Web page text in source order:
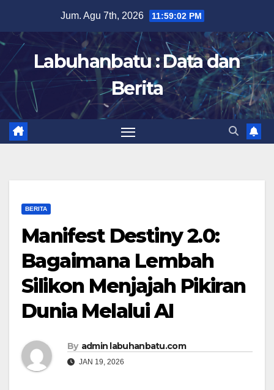
content
Jum. Agu 7th, 2026 11:59:02 PM
Labuhanbatu : Data dan
Berita
BERITA
Manifest Destiny 2.0:
Bagaimana Lembah
Silikon Menjajah Pikiran
Dunia Melalui AI
By admin labuhanbatu.com
JAN 19, 2026